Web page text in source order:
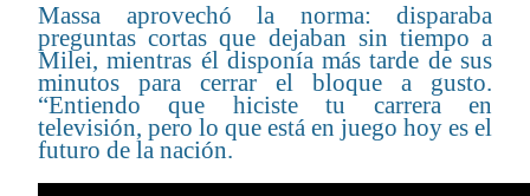
Massa aprovechó la norma: disparaba
preguntas cortas que dejaban sin tiempo a
Milei, mientras él disponía más tarde de sus
minutos para cerrar el bloque a gusto.
“Entiendo que hiciste tu carrera en
televisión, pero lo que está en juego hoy es el
futuro de la nación.